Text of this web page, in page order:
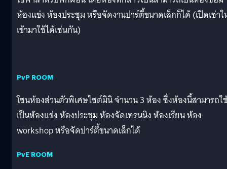
ห้องแข่ง ห้องประชุม หรือจัดงานปาร์ตี้ขนาดเล็กก็ได้ (เปิดเช่า
เข้ามาใช้ได้เช่นกัน)
PvP ROOM
โซนห้องส่วนตัวพิเศษไซต์มินิ จำนวน 3 ห้อง ซึ่งห้องนี้สามารถใ
เป็นห้องแข่ง ห้องประชุม ห้องจัดเทรนนิง ห้องเรียน ห้อง
workshop หรือจัดปาร์ตี้ขนาดเล็กได้
PvE ROOM